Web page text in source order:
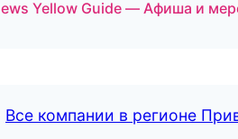
Yellow Guide — Афиша и
Все компании в регионе